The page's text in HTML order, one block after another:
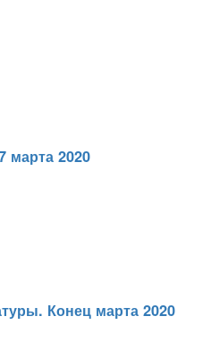
марта 2020
Конец марта 2020